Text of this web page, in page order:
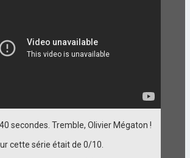
secondes. Tremble, Olivier Mégaton !
cette série était de 0/10.